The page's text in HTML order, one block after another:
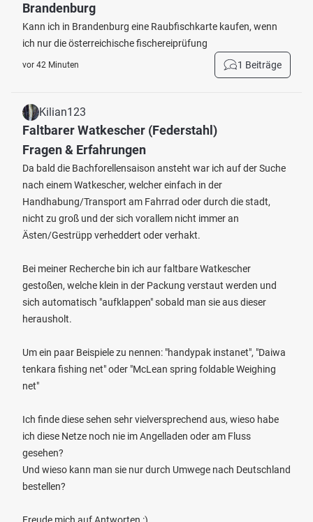
Brandenburg
Kann ich in Brandenburg eine Raubfischkarte kaufen, wenn
ich nur die österreichische fischereiprüfung
vor 42 Minuten 1 Beiträge
Kilian123
Faltbarer Watkescher (Federstahl)
Fragen & Erfahrungen
Da bald die Bachforellensaison ansteht war ich auf der Suche
nach einem Watkescher, welcher einfach in der
Handhabung/Transport am Fahrrad oder durch die stadt,
nicht zu groß und der sich vorallem nicht immer an
Ästen/Gestrüpp verheddert oder verhakt.
Bei meiner Recherche bin ich aur faltbare Watkescher
gestoßen, welche klein in der Packung verstaut werden und
sich automatisch "aufklappen" sobald man sie aus dieser
herausholt.
Um ein paar Beispiele zu nennen: "handypak instanet", "Daiwa
tenkara fishing net" oder "McLean spring foldable Weighing
net"
Ich finde diese sehen sehr vielversprechend aus, wieso habe
ich diese Netze noch nie im Angelladen oder am Fluss
gesehen?
Und wieso kann man sie nur durch Umwege nach Deutschland
bestellen?